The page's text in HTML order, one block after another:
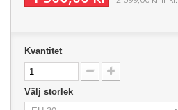
Kvantitet
Välj storlek